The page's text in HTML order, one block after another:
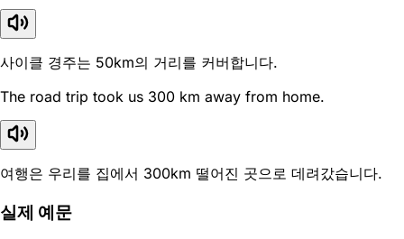
사이클 경주는 50km의 거리를 커버합니다.
The road trip took us 300 km away from home.
여행은 우리를 집에서 300km 떨어진 곳으로 데려갔습니다.
실제 예문